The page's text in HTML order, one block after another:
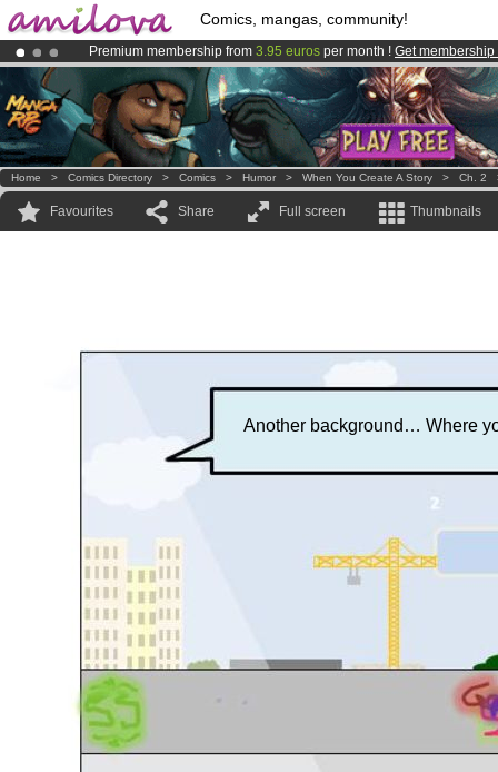
Comics, mangas, community!
Premium membership from 3.95 euros per month ! Get membership
Already 100000membersand 1000comics & mangas!.
AmilovaKickstarter is now LIVE!.
Home > Comics Directory > Comics > Humor > When You Create A Story > Ch. 2
Favourites Share Full screen Thumbnails
Another background… Where